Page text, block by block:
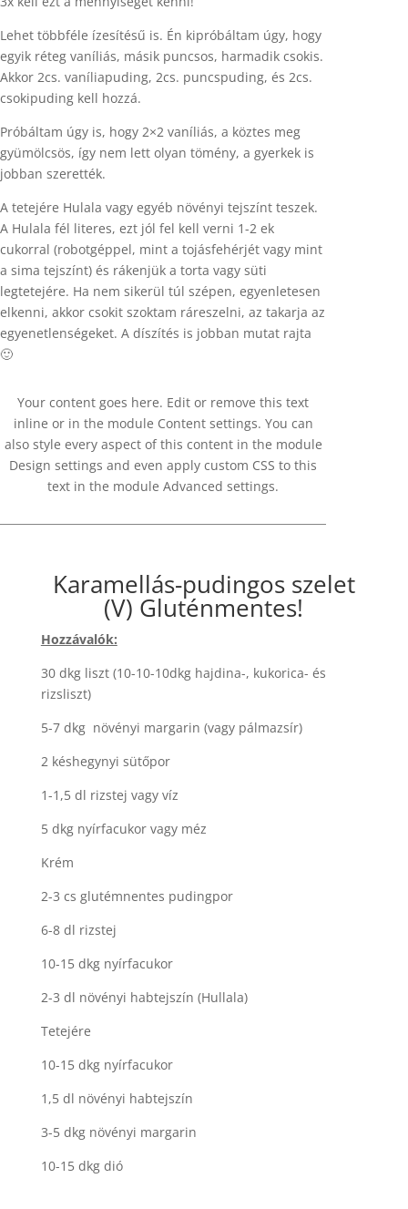
Lehet többféle ízesítésű is. Én kipróbáltam úgy, hogy
egyik réteg vaníliás, másik puncsos, harmadik csokis.
Akkor 2cs. vaníliapuding, 2cs. puncspuding, és 2cs.
csokipuding kell hozzá.
Próbáltam úgy is, hogy 2×2 vaníliás, a köztes meg
gyümölcsös, így nem lett olyan tömény, a gyerkek is
jobban szerették.
A tetejére Hulala vagy egyéb növényi tejszínt teszek.
A Hulala fél literes, ezt jól fel kell verni 1-2 ek
cukorral (robotgéppel, mint a tojásfehérjét vagy mint
a sima tejszínt) és rákenjük a torta vagy süti
legtetejére. Ha nem sikerül túl szépen, egyenletesen
elkenni, akkor csokit szoktam ráreszelni, az takarja az
egyenetlenségeket. A díszítés is jobban mutat rajta
🙂
Your content goes here. Edit or remove this text
inline or in the module Content settings. You can
also style every aspect of this content in the module
Design settings and even apply custom CSS to this
text in the module Advanced settings.
Karamellás-pudingos szelet
(V) Gluténmentes!
Hozzávalók:
30 dkg liszt (10-10-10dkg hajdina-, kukorica- és
rizsliszt)
5-7 dkg növényi margarin (vagy pálmazsír)
2 késhegynyi sütőpor
1-1,5 dl rizstej vagy víz
5 dkg nyírfacukor vagy méz
Krém
2-3 cs glutémnentes pudingpor
6-8 dl rizstej
10-15 dkg nyírfacukor
2-3 dl növényi habtejszín (Hullala)
Tetejére
10-15 dkg nyírfacukor
1,5 dl növényi habtejszín
3-5 dkg növényi margarin
10-15 dkg dió